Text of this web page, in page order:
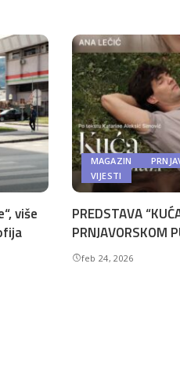
više
MAGAZIN
VIJESTI
PREDSTAVA
PRNJAVORSKOM
feb 24, 2026